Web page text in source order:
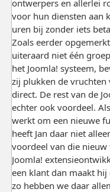
ontwerpers en allerlei
voor hun diensten aan
uren bij zonder iets
Zoals eerder
uiteraard niet één
het Joomla! systeem,
zij plukken de
direct. De rest van de
echter ook voordeel.
werkt om een nieuwe
heeft Jan daar niet
voordeel van die nieuw
Joomla!
een klant dan maakt
zo hebben we daar